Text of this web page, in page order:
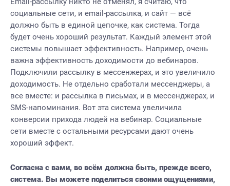
социальные сети, и email-рассылка, и сайт — всё
должно быть в единой цепочке, как система. Тогда
будет очень хороший результат. Каждый элемент этой
системы повышает эффективность. Например, очень
важна эффективность доходимости до вебинаров.
Подключили рассылку в мессенжерах, и это увеличило
доходимость. Не отдельно сработали мессенджеры, а
все вместе: и рассылка в письмах, и в мессенджерах, и
SMS-напоминания. Вот эта система увеличила
конверсии прихода людей на вебинар. Социальные
сети вместе с остальными ресурсами дают очень
хороший эффект.
Согласна с вами, во всём должна быть, прежде всего,
система. Вы можете поделиться своими ощущениями,